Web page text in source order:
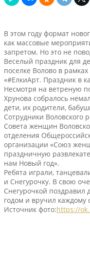
В этом году формат
как массовые
запретом. Но это не
Веселый праздник для
поселке Волово в
«#ЕлкиАрт. Праздник в
Несмотря на ветреную
Хрунова собралось
дети, их родители,
Сотрудники Воловского
Совета женщин
отделения
организации «Союз
праздничную
нам Новый год».
Ребята играли,
и Снегурочку. В свою
Снегурочкой
годом и вручил каждому
Источник фото:https://